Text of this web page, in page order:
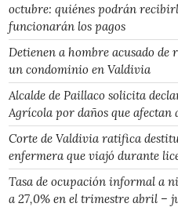
octubre: quiénes podrán
funcionarán los pagos
Detienen a hombre acusado de
un condominio en Valdivia
Alcalde de Paillaco solicita
Agrícola por daños que afectan
Corte de Valdivia ratifica
enfermera que viajó durante
Tasa de ocupación informal a
a 27,0% en el trimestre abril –